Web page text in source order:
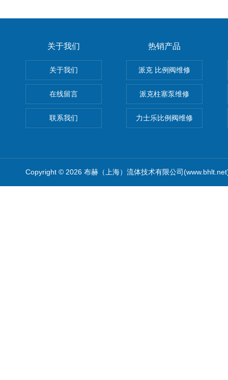
关于我们
关于我们
在线留言
联系我们
热销产品
派克 比例阀维修
派克柱塞泵维修
力士乐比例阀维修
Copyright © 2026 布赫（上海）流体技术有限公司